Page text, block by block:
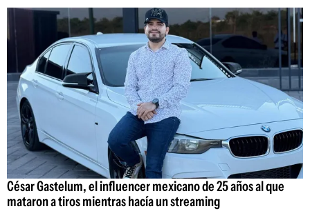
César Gastelum, el influencer mexicano de 25 años al que
mataron a tiros mientras hacía un streaming